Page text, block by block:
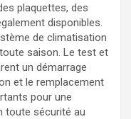
plaquettes, des
disponibles.
de climatisation
saison. Le test et
un démarrage
et le remplacement
pour une
toute sécurité au